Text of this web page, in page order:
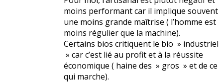
moins performant car il implique souvent
une moins grande maîtrise ( l’homme est
moins régulier que la machine).
Certains bios critiquent le bio » industriel
» car c’est lié au profit et à la réussite
économique ( haine des » gros » et de ce
qui marche).